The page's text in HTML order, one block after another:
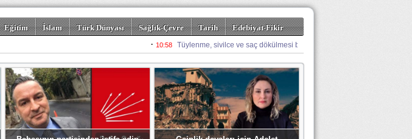
Eğitim İslam Türk Dünyası Sağlık-Çevre Tarih
Edebiyat-Fikir